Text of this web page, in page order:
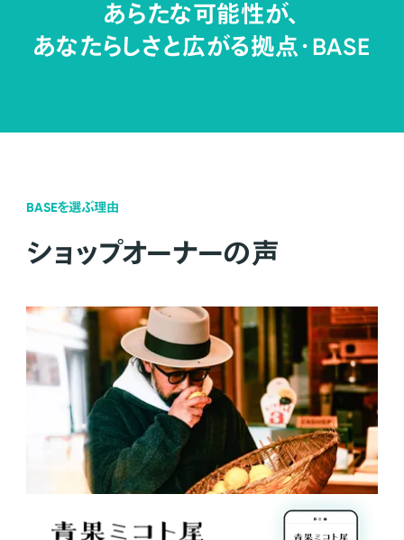
あらたな可能性が、
あなたらしさと広がる拠点・BASE
BASEを選ぶ理由
ショップオーナーの声